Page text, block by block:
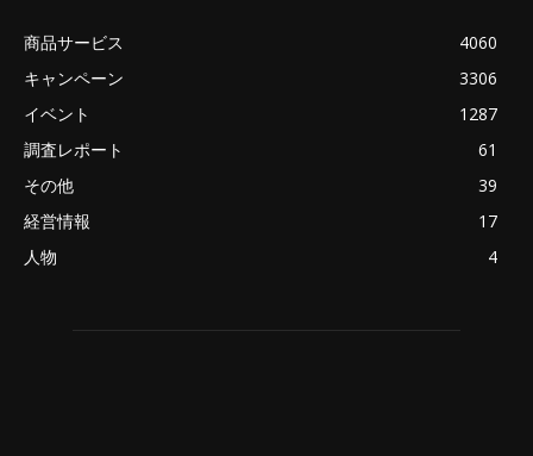
商品サービス
4060
キャンペーン
3306
イベント
1287
調査レポート
61
その他
39
経営情報
17
人物
4